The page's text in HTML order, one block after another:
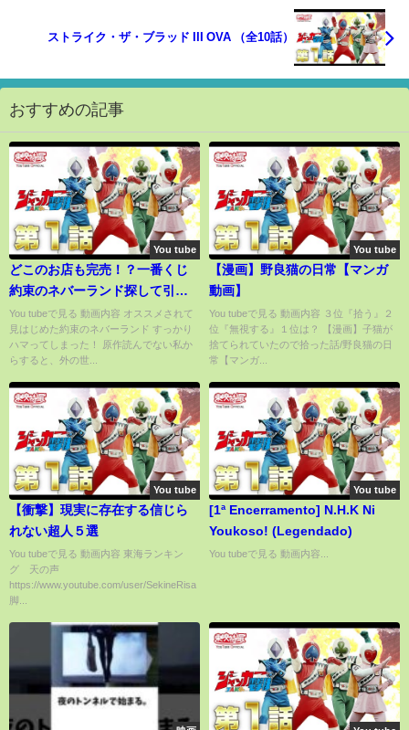
ストライク・ザ・ブラッド III OVA （全10話）
おすすめの記事
You tube
どこのお店も完売！？一番くじ
約束のネバーランド探して引い
てきた
You tubeで見る 動画内容 オススメされて
見はじめた約束のネバーランド すっかり
ハマってしまった！ 原作読んでない私か
らすると、外の世...
You tube
【漫画】野良猫の日常【マンガ
動画】
You tubeで見る 動画内容 ３位『拾う』２
位『無視する』１位は？ 【漫画】子猫が
捨てられていたので拾った話/野良猫の日
常【マンガ...
You tube
【衝撃】現実に存在する信じら
れない超人５選
You tubeで見る 動画内容 東海ランキン
グ 天の声
https://www.youtube.com/user/SekineRisa
脚...
You tube
[1ª Encerramento] N.H.K Ni
Youkoso! (Legendado)
You tubeで見る 動画内容...